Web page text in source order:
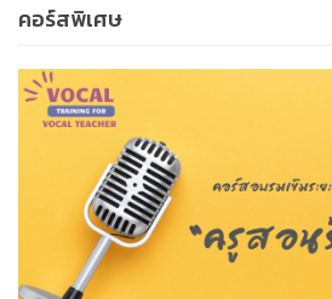
คอร์สพิเศษ